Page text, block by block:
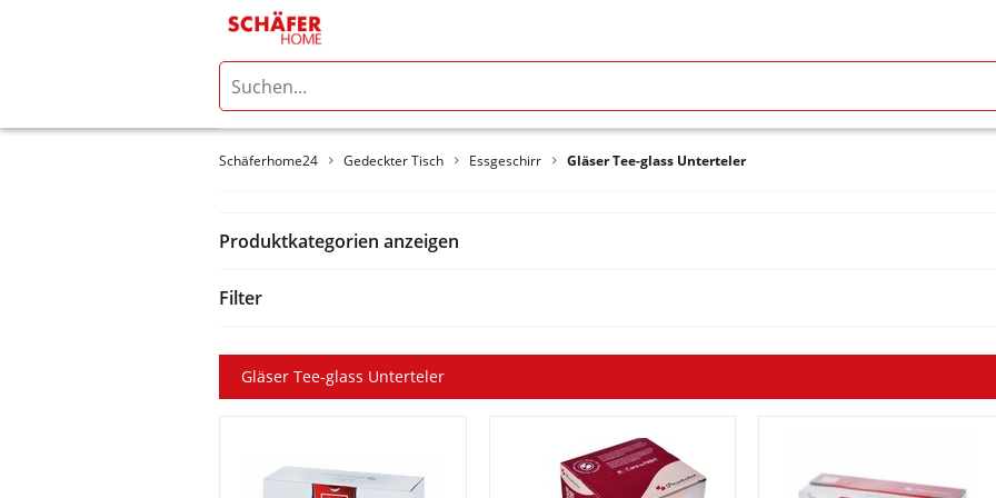
Schäferhome24 Gedeckter Tisch Essgeschirr Gläser Tee-glass Unterteler
Produktkategorien anzeigen
Filter
Gläser Tee-glass Unterteler